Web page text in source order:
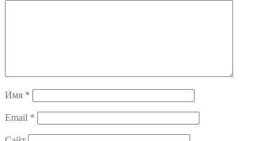
Имя *
Email *